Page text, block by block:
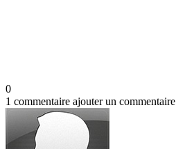
0
1 commentaire ajouter un commentaire